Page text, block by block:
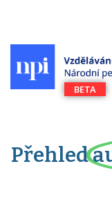
Přehled